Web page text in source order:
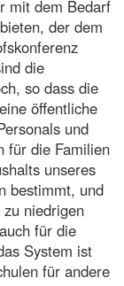
mit dem Bedarf
der dem
die
so dass die
öffentliche
und
für die Familien
unseres
bestimmt, und
niedrigen
für die
System ist
für andere